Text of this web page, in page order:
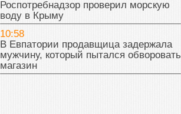
Роспотребнадзор проверил морскую
воду в Крыму
10:58
В Евпатории продавщица задержала
мужчину, который пытался обворовать
магазин